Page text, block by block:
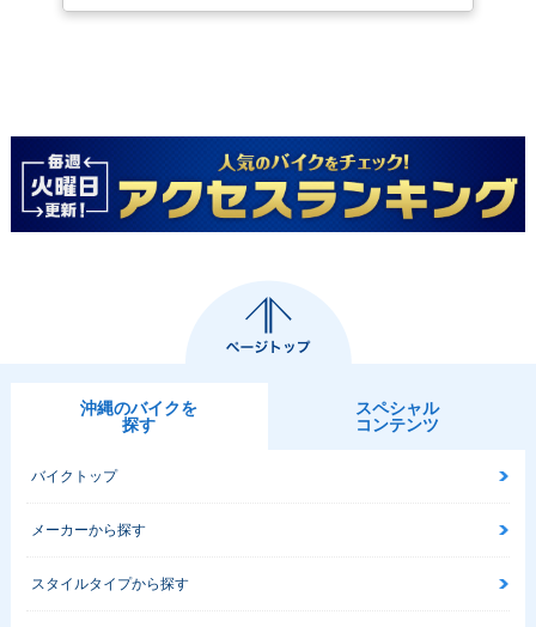
沖縄のバイクを
探す
スペシャル
コンテンツ
バイクトップ
メーカーから探す
スタイルタイプから探す